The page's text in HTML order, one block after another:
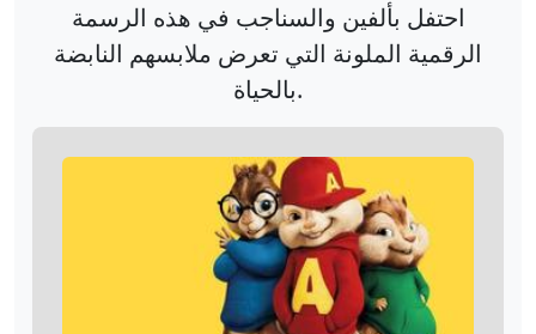
احتفل بألفين والسناجب في هذه الرسمة
الرقمية الملونة التي تعرض ملابسهم النابضة
بالحياة.